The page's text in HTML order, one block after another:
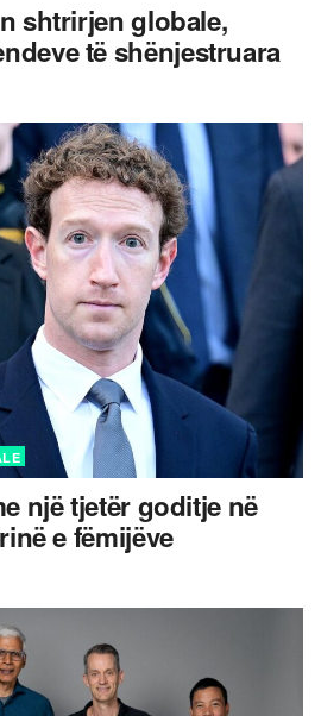
shtrirjen globale,
të shënjestruara
një tjetër goditje në
e fëmijëve